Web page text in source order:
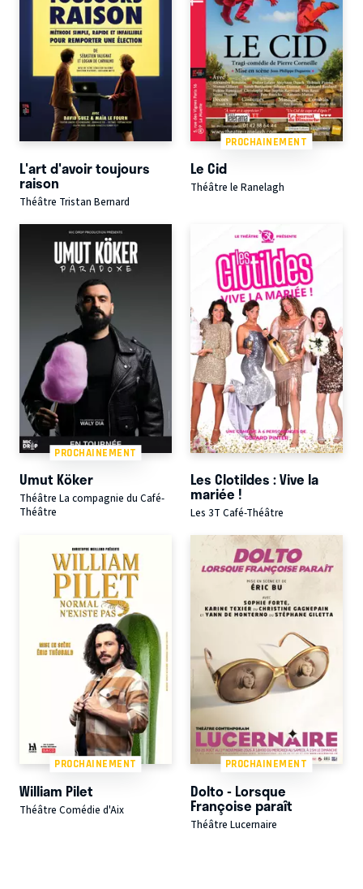
L'art d'avoir toujours
raison
Théâtre Tristan Bernard
PROCHAINEMENT
Le Cid
Théâtre le Ranelagh
PROCHAINEMENT
Umut Köker
Théâtre La compagnie du Café-
Théâtre
Les Clotildes : Vive la
mariée !
Les 3T Café-Théâtre
PROCHAINEMENT
William Pilet
Théâtre Comédie d'Aix
PROCHAINEMENT
Dolto - Lorsque
Françoise paraît
Théâtre Lucernaire